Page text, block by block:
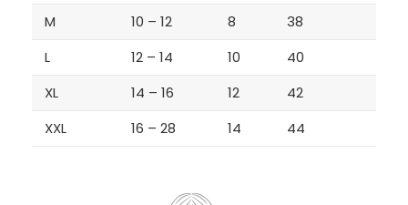
M
10 – 12 8
38
L
12 – 14 10
40
XL
14 – 16 12
42
XXL
16 – 28 14 44